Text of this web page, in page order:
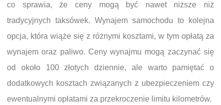
co sprawia, że ceny mogą być nawet niższe niż
tradycyjnych taksówek. Wynajem samochodu to kolejna
opcja, która wiąże się z różnymi kosztami, w tym opłatą za
wynajem oraz paliwo. Ceny wynajmu mogą zaczynać się
od około 100 złotych dziennie, ale warto pamiętać o
dodatkowych kosztach związanych z ubezpieczeniem czy
ewentualnymi opłatami za przekroczenie limitu kilometrów.